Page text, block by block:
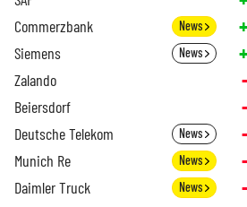
Commerzbank News
Siemens News
Zalando
Beiersdorf
Deutsche Telekom News
Munich Re News
Daimler Truck News